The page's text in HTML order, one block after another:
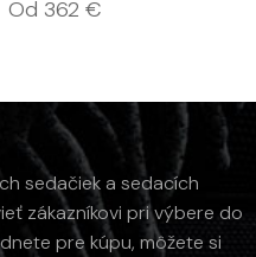
Od 362 €
sedačiek a sedacích
zákazníkovi pri výbere do
pre kúpu, môžete si